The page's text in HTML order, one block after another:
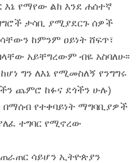
እኔ የማየው ልክ እንደ ሐሰተኛ
ታሳቢ ያሚያደርጉ ሰዎች
ከምንም ዐይነት ሸፍጥ፣
አይቸግረውም ብዬ አስባለሁ፡፡
ግን ለእኔ የሚመስለኝ የንግግሩ
ጨምሮ ከፉና ደጎችን ሁሉ)
የተቀባይነት ማግባቢያዎች
ተግባር የሚኖረው
ሳይሆን ኢትዮጵያን